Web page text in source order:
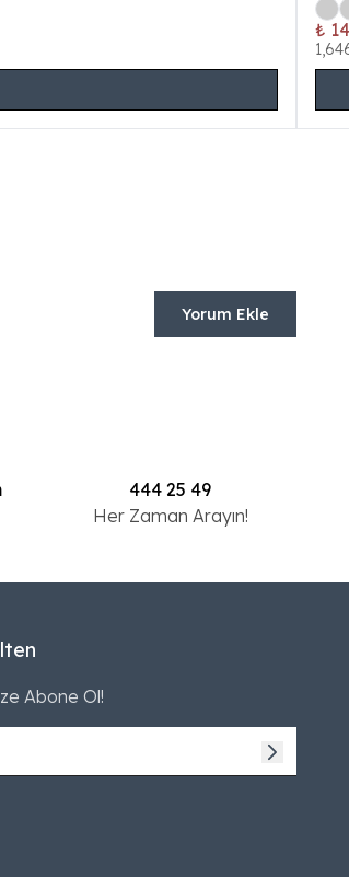
₺
Yorum Ekle
444 25 49
Her Zaman Arayın!
Abone Ol!